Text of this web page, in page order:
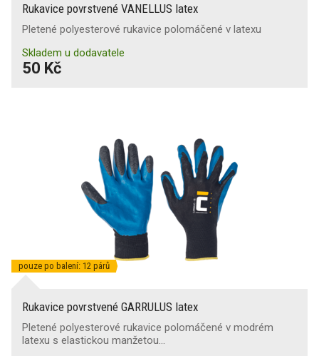
Rukavice povrstvené VANELLUS latex
Pletené polyesterové rukavice polomáčené v latexu
Skladem u dodavatele
50 Kč
pouze po balení: 12 párů
Rukavice povrstvené GARRULUS latex
Pletené polyesterové rukavice polomáčené v modrém
latexu s elastickou manžetou…